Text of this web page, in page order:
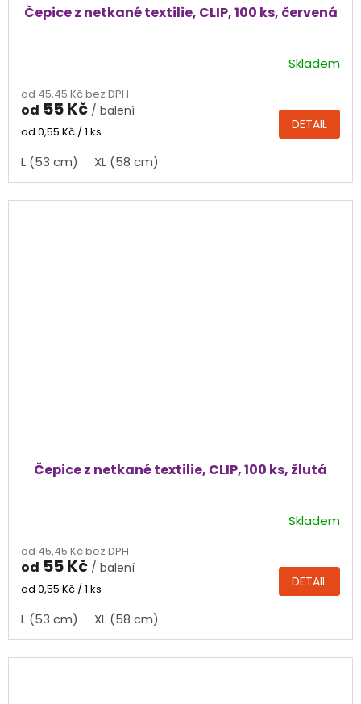
Čepice z netkané textilie, CLIP, 100 ks, červená
produktu
je
5,0
5
hvězdiček.
Skladem
od 45,45 Kč bez DPH
od 55 Kč / balení
Měrná
od 0,55 Kč / 1 ks DETAIL
L (53 cm) XL (58 cm)
Čepice z netkané textilie, CLIP, 100 ks, žlutá
produktu
je
5,0
5
hvězdiček.
Skladem
od 45,45 Kč bez DPH
od 55 Kč / balení
Měrná
od 0,55 Kč / 1 ks DETAIL
L (53 cm) XL (58 cm)